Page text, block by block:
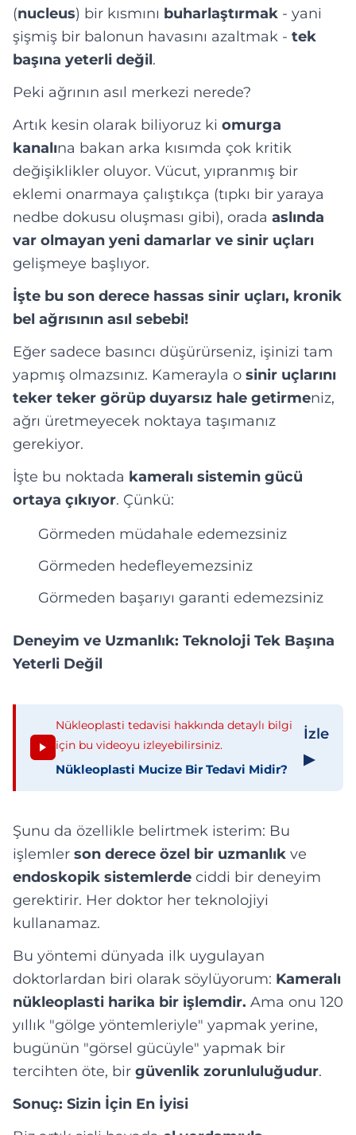
(nucleus) bir kısmını buharlaştırmak - yani
şişmiş bir balonun havasını azaltmak - tek
başına yeterli değil.
Peki ağrının asıl merkezi nerede?
Artık kesin olarak biliyoruz ki omurga
kanalına bakan arka kısımda çok kritik
değişiklikler oluyor. Vücut, yıpranmış bir
eklemi onarmaya çalıştıkça (tıpkı bir yaraya
nedbe dokusu oluşması gibi), orada aslında
var olmayan yeni damarlar ve sinir uçları
gelişmeye başlıyor.
İşte bu son derece hassas sinir uçları, kronik
bel ağrısının asıl sebebi!
Eğer sadece basıncı düşürürseniz, işinizi tam
yapmış olmazsınız. Kamerayla o sinir uçlarını
teker teker görüp duyarsız hale getirmeniz,
ağrı üretmeyecek noktaya taşımanız
gerekiyor.
İşte bu noktada kameralı sistemin gücü
ortaya çıkıyor. Çünkü:
Görmeden müdahale edemezsiniz
Görmeden hedefleyemezsiniz
Görmeden başarıyı garanti edemezsiniz
Deneyim ve Uzmanlık: Teknoloji Tek Başına
Yeterli Değil
Nükleoplasti tedavisi hakkında detaylı bilgi
için bu videoyu izleyebilirsiniz.
Nükleoplasti Mucize Bir Tedavi Midir?
İzle
▶
Şunu da özellikle belirtmek isterim: Bu
işlemler son derece özel bir uzmanlık ve
endoskopik sistemlerde ciddi bir deneyim
gerektirir. Her doktor her teknolojiyi
kullanamaz.
Bu yöntemi dünyada ilk uygulayan
doktorlardan biri olarak söylüyorum: Kameralı
nükleoplasti harika bir işlemdir. Ama onu 120
yıllık "gölge yöntemleriyle" yapmak yerine,
bugünün "görsel gücüyle" yapmak bir
tercihten öte, bir güvenlik zorunluluğudur.
Sonuç: Sizin İçin En İyisi